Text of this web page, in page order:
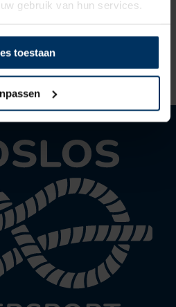
gebruik van hun services.
toestaan
Merk: Allpa